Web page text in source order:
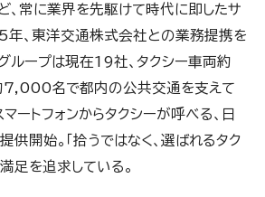
、常に業界を先駆けて時代に即したサ
年、東洋交通株式会社との業務提携を
ループは現在19社、タクシー車両約
名で都内の公共交通を支えて
ートフォンからタクシーが呼べる、日
供開始。「拾うではなく、選ばれるタク
足を追求している。